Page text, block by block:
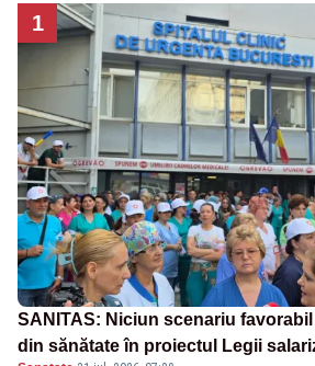
1
SANITAS: Niciun scenariu
din sănătate în proiectul Legii